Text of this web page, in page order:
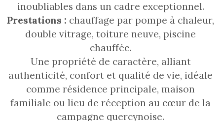
inoubliables dans un cadre exceptionnel.
Prestations : chauffage par pompe à chaleur,
double vitrage, toiture neuve, piscine
chauffée.
Une propriété de caractère, alliant
authenticité, confort et qualité de vie, idéale
comme résidence principale, maison
familiale ou lieu de réception au cœur de la
campagne quercynoise.